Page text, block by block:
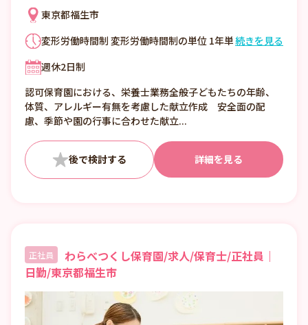
東京都福生市
変形労働時間制 変形労働時間制の単位 1年単
勤務:あり 月平均時間外労働時間 5時間 36協
続きを見る
週休2日制
認可保育園における、栄養士業務全般子どもたちの年齢、
体質、アレルギー有無を考慮した献立作成 安全面の配
慮、季節や園の行事に合わせた献立...
詳細を見る
正社員
わらべつくし保育園/求人/保育士/正社員｜
日勤/東京都福生市